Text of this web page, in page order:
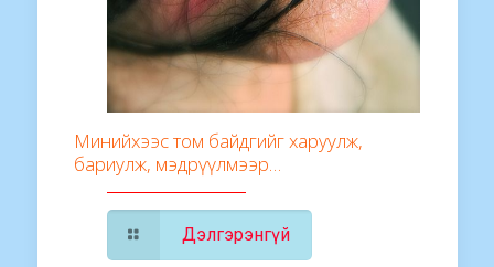
Минийхээс том байдгийг харуулж,
бариулж, мэдрүүлмээр…
Дэлгэрэнгүй